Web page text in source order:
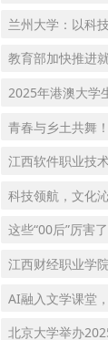
兰州大学：以科
教育部加快推进
2025年港澳大学
青春与乡土共舞
江西软件职业技
科技领航，文化
这些“00后”厉害
江西财经职业学
AI融入文学课堂
北京大学举办